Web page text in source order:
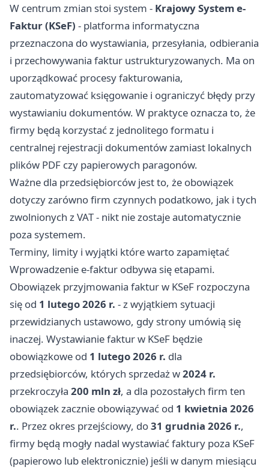
W centrum zmian stoi system - Krajowy System e-
Faktur (KSeF) - platforma informatyczna
przeznaczona do wystawiania, przesyłania, odbierania
i przechowywania faktur ustrukturyzowanych. Ma on
uporządkować procesy fakturowania,
zautomatyzować księgowanie i ograniczyć błędy przy
wystawianiu dokumentów. W praktyce oznacza to, że
firmy będą korzystać z jednolitego formatu i
centralnej rejestracji dokumentów zamiast lokalnych
plików PDF czy papierowych paragonów.
Ważne dla przedsiębiorców jest to, że obowiązek
dotyczy zarówno firm czynnych podatkowo, jak i tych
zwolnionych z VAT - nikt nie zostaje automatycznie
poza systemem.
Terminy, limity i wyjątki które warto zapamiętać
Wprowadzenie e-faktur odbywa się etapami.
Obowiązek przyjmowania faktur w KSeF rozpoczyna
się od 1 lutego 2026 r. - z wyjątkiem sytuacji
przewidzianych ustawowo, gdy strony umówią się
inaczej. Wystawianie faktur w KSeF będzie
obowiązkowe od 1 lutego 2026 r. dla
przedsiębiorców, których sprzedaż w2024 r.
przekroczyła 200 mln zł, a dla pozostałych firm ten
obowiązek zacznie obowiązywać od 1 kwietnia 2026
r.. Przez okres przejściowy, do31 grudnia 2026 r.,
firmy będą mogły nadal wystawiać faktury poza KSeF
(papierowo lub elektronicznie) jeśli w danym miesiącu